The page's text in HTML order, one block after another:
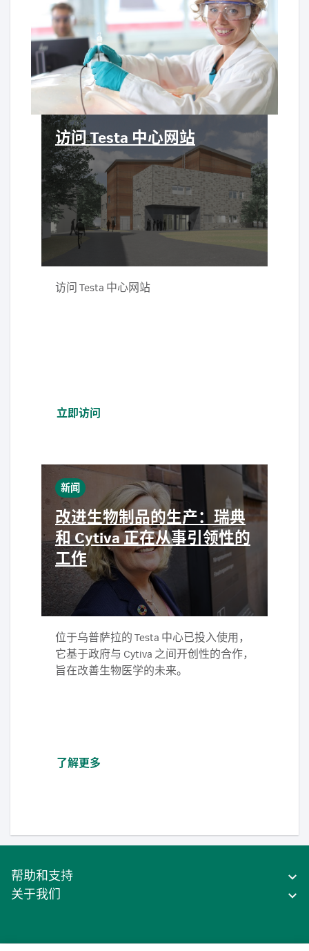
访问 Testa 中心网站
访问 Testa 中心网站
立即访问
新闻
改进生物制品的生产：瑞典
和 Cytiva 正在从事引领性的
工作
位于乌普萨拉的 Testa 中心已投入使用，
它基于政府与 Cytiva 之间开创性的合作，
旨在改善生物医学的未来。
了解更多
帮助和支持
关于我们